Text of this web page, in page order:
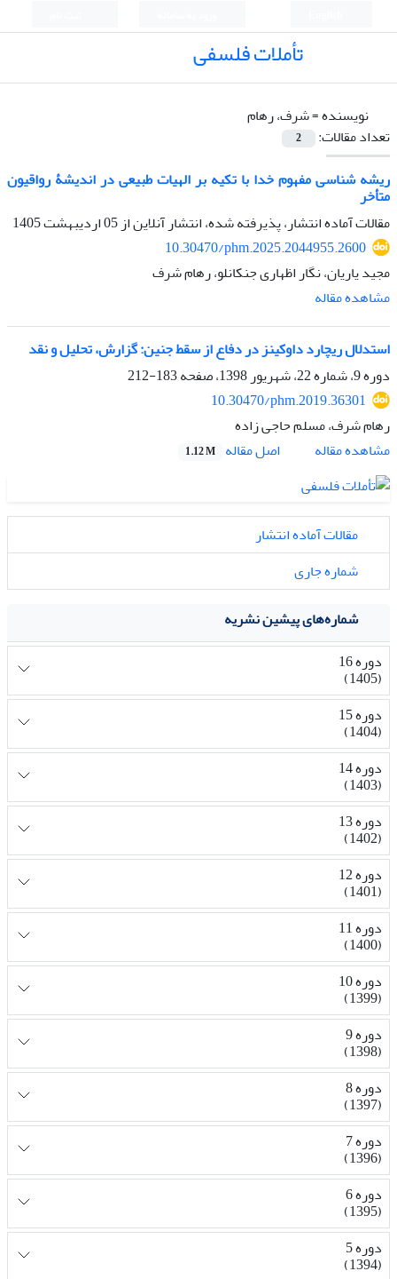
تأملات فلسفی
نویسنده =شرف، رهام
تعداد مقالات:
2
ریشه شناسی مفهوم خدا با تکیه بر الهیات طبیعی در اندیشۀ رواقیون
متأخر
مقالات آماده انتشار، پذیرفته شده، انتشار آنلاین از05 اردیبهشت 1405
10.30470/phm.2025.2044955.2600
مجید یاریان، نگار اظهاری جنکانلو، رهام شرف
مشاهده مقاله
استدلال ریچارد داوکینز در دفاع از سقط جنین: گزارش، تحلیل و نقد
دوره 9، شماره 22، شهریور 1398، صفحه
183-212
10.30470/phm.2019.36301
رهام شرف، مسلم حاجی زاده
مشاهده مقاله
اصل مقاله 1.12 M
مقالات آماده انتشار
شماره جاری
شماره‌های پیشین نشریه
دوره 16
(1405)
دوره 15
(1404)
دوره 14
(1403)
دوره 13
(1402)
دوره 12
(1401)
دوره 11
(1400)
دوره 10
(1399)
دوره 9
(1398)
دوره 8
(1397)
دوره 7
(1396)
دوره 6
(1395)
دوره 5
(1394)